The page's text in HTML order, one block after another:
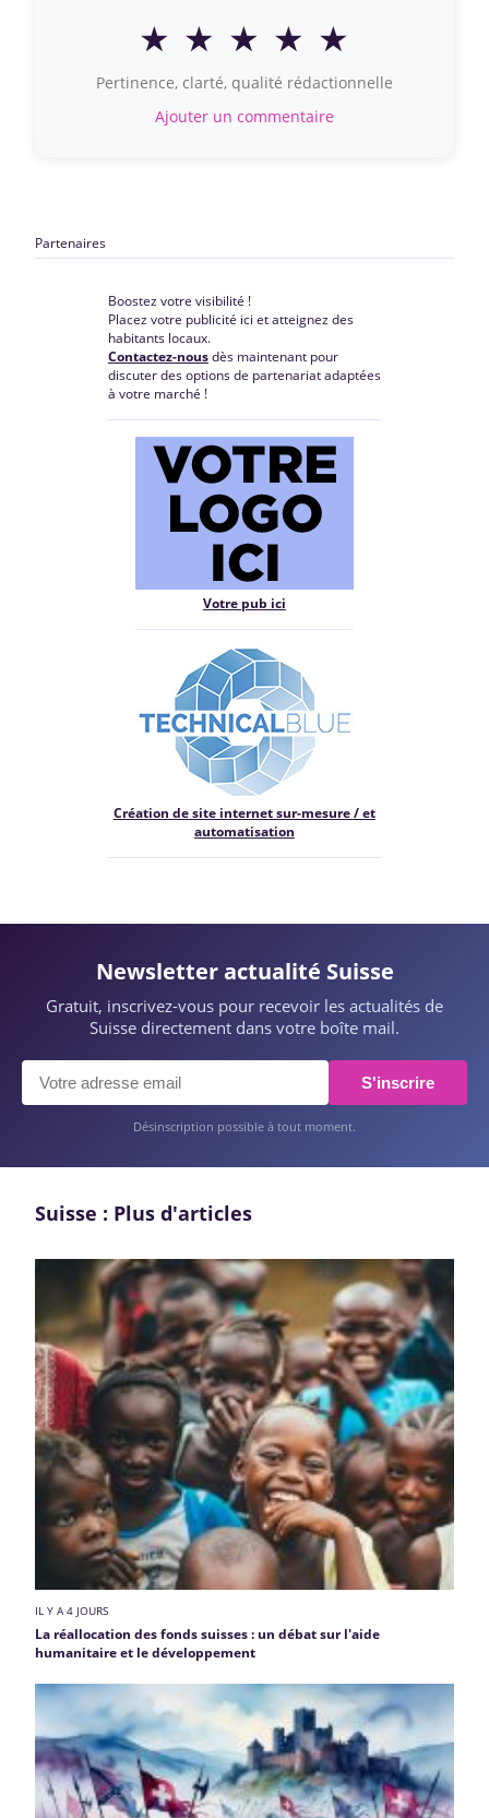
★ ★ ★ ★ ★
Pertinence, clarté, qualité rédactionnelle
Ajouter un commentaire
Partenaires
Boostez votre visibilité !
Placez votre publicité ici et atteignez des
habitants locaux.
Contactez-nousdès maintenant pour
discuter des options de partenariat adaptées
à votre marché !
Votre pub ici
Création de site internet sur-mesure / et
automatisation
Newsletter actualité Suisse
Gratuit, inscrivez-vous pour recevoir les actualités de
Suisse directement dans votre boîte mail.
S'inscrire
Désinscription possible à tout moment.
Suisse : Plus d'articles
IL Y A 4 JOURS
La réallocation des fonds suisses : un débat sur l'aide
humanitaire et le développement